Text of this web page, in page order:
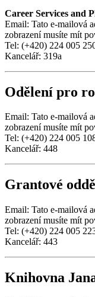
Career Services and
Email: Tato e-mailová
zobrazení musíte mít
Tel: (+420) 224 005
Kancelář: 319a
Odělení pro
Email: Tato e-mailová
zobrazení musíte mít
Tel: (+420) 224 005
Kancelář: 448
Grantové
Email: Tato e-mailová
zobrazení musíte mít
Tel: (+420) 224 005
Kancelář: 443
Knihovna